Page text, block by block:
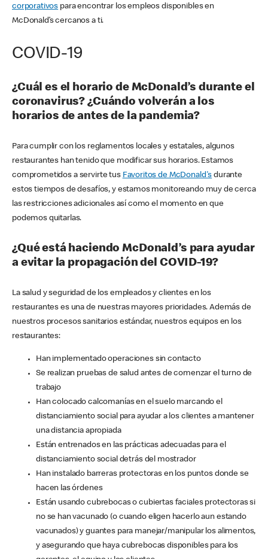
corporativos para encontrar los empleos disponibles en
McDonald’s cercanos a ti.
COVID-19
¿Cuál es el horario de McDonald’s durante el
coronavirus? ¿Cuándo volverán a los
horarios de antes de la pandemia?
Para cumplir con los reglamentos locales y estatales, algunos
restaurantes han tenido que modificar sus horarios. Estamos
comprometidos a servirte tus Favoritos de McDonald's durante
estos tiempos de desafíos, y estamos monitoreando muy de cerca
las restricciones adicionales así como el momento en que
podemos quitarlas.
¿Qué está haciendo McDonald’s para ayudar
a evitar la propagación del COVID-19?
La salud y seguridad de los empleados y clientes en los
restaurantes es una de nuestras mayores prioridades. Además de
nuestros procesos sanitarios estándar, nuestros equipos en los
restaurantes:
Han implementado operaciones sin contacto
Se realizan pruebas de salud antes de comenzar el turno de
trabajo
Han colocado calcomanías en el suelo marcando el
distanciamiento social para ayudar a los clientes a mantener
una distancia apropiada
Están entrenados en las prácticas adecuadas para el
distanciamiento social detrás del mostrador
Han instalado barreras protectoras en los puntos donde se
hacen las órdenes
Están usando cubrebocas o cubiertas faciales protectoras si
no se han vacunado (o cuando eligen hacerlo aun estando
vacunados) y guantes para manejar/manipular los alimentos,
y asegurando que haya cubrebocas disponibles para los